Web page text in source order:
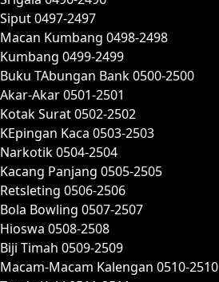
Siput 0497-2497
Macan Kumbang 0498-2498
Kumbang 0499-2499
Buku TAbungan Bank 0500-2500
Akar-Akar 0501-2501
Kotak Surat 0502-2502
KEpingan Kaca 0503-2503
Narkotik 0504-2504
Kacang Panjang 0505-2505
Retsleting 0506-2506
Bola Bowling 0507-2507
Hioswa 0508-2508
Biji Timah 0509-2509
Macam-Macam Kalengan 0510-2510